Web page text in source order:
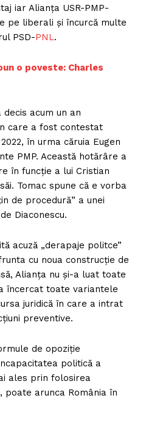
iar Alianța USR-PMP-
pe liberali și încurcă multe
PSD-PNL.
o poveste: Charles
acum un an
care a fost contestat
în urma căruia Eugen
PMP. Această hotărâre a
în funcție a lui Cristian
Tomac spune că e vorba
de procedură” a unei
Diaconescu.
acuză „derapaje politce”
cu noua construcție de
Alianța nu și-a luat toate
încercat toate variantele
juridică în care a intrat
preventive.
de opoziție
politică a
ales prin folosirea
arunca România în